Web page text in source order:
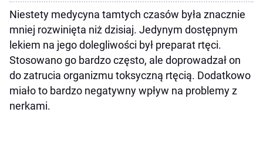
Niestety medycyna tamtych czasów była znacznie
mniej rozwinięta niż dzisiaj. Jedynym dostępnym
lekiem na jego dolegliwości był preparat rtęci.
Stosowano go bardzo często, ale doprowadzał on
do zatrucia organizmu toksyczną rtęcią. Dodatkowo
miało to bardzo negatywny wpływ na problemy z
nerkami.